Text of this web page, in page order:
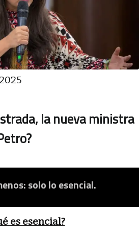
la nueva ministra
solo lo esencial.
es esencial?